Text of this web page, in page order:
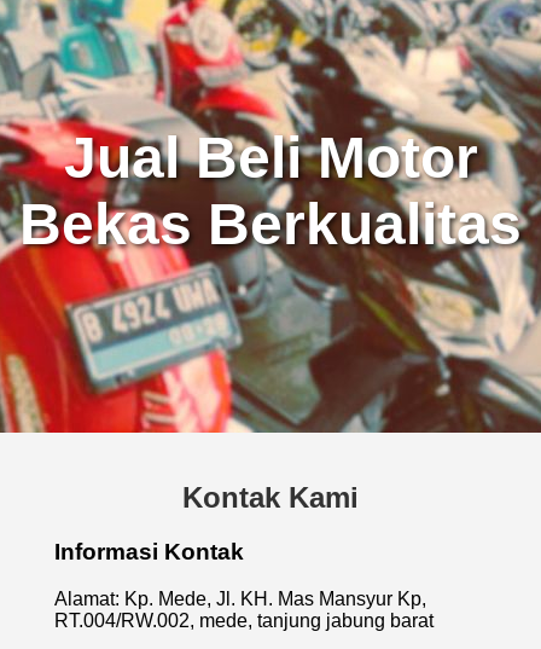
Jual Beli Motor
Bekas Berkualitas
Kontak Kami
Informasi Kontak
Alamat: Kp. Mede, Jl. KH. Mas Mansyur Kp,
RT.004/RW.002, mede, tanjung jabung barat